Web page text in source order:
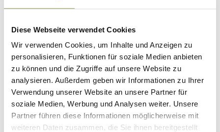
Diese Webseite verwendet Cookies
Wir verwenden Cookies, um Inhalte und Anzeigen zu
personalisieren, Funktionen für soziale Medien anbieten
zu können und die Zugriffe auf unsere Website zu
analysieren. Außerdem geben wir Informationen zu Ihrer
Verwendung unserer Website an unsere Partner für
soziale Medien, Werbung und Analysen weiter. Unsere
Partner führen diese Informationen möglicherweise mit
weiteren Daten zusammen, die Sie ihnen bereitgestellt